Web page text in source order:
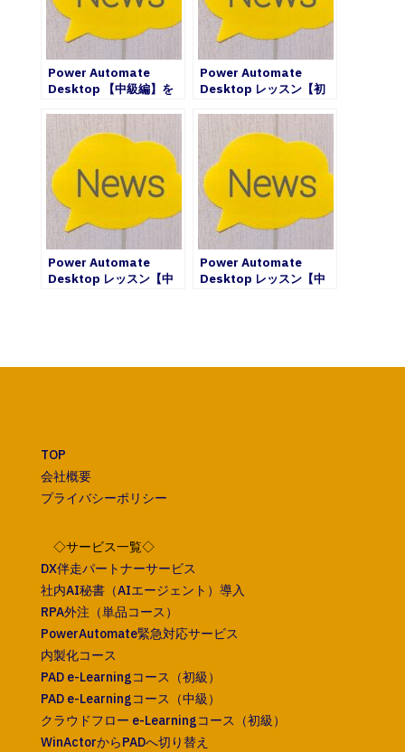
Power Automate
Desktop 【中級編】を
Power Automate
Desktop レッスン【初
Power Automate
Desktop レッスン【中
Power Automate
Desktop レッスン【中
TOP
会社概要
プライバシーポリシー
◇サービス一覧◇
DX伴走パートナーサービス
社内AI秘書（AIエージェント）導入
RPA外注（単品コース）
PowerAutomate緊急対応サービス
内製化コース
PAD e-Learningコース（初級）
PAD e-Learningコース（中級）
クラウドフロー e-Learningコース（初級）
WinActorからPADへ切り替え